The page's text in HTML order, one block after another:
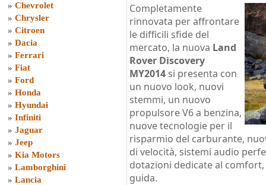
» Chevrolet
» Chrysler
» Citroen
» Dacia
» Ferrari
» Fiat
» Ford
» Honda
» Hyundai
» Infiniti
» Jaguar
» Jeep
» Kia Motors
» Lamborghini
» Lancia
Completamente
rinnovata per affrontare
le difficili sfide del
mercato, la nuova Land
Rover Discovery
MY2014 si presenta con
un nuovo look, nuovi
stemmi, un nuovo
propulsore V6 a benzina,
nuove tecnologie per il
risparmio del carburante,
di velocità, sistemi audio
dotazioni dedicate al comfort,
guida.